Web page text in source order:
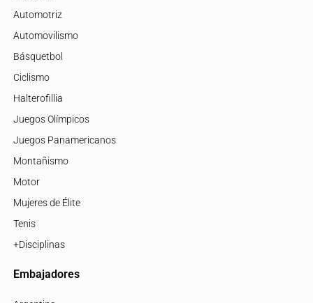
Automotriz
Automovilismo
Básquetbol
Ciclismo
Halterofillia
Juegos Olímpicos
Juegos Panamericanos
Montañismo
Motor
Mujeres de Élite
Tenis
+Disciplinas
Embajadores